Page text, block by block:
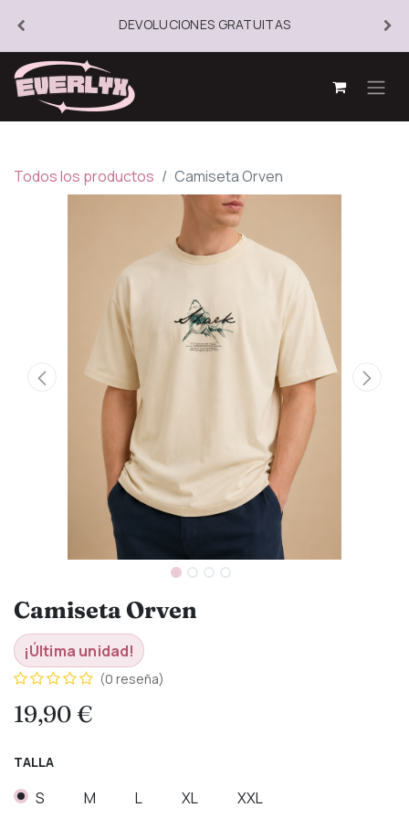
DEVOLUCIONES GRATUITAS
Todos los productos Camiseta Orven
Camiseta Orven
¡Última unidad!
(0 reseña)
19,90€
TALLA
S M L XL XXL